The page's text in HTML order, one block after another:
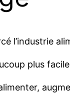
l’industrie
plus